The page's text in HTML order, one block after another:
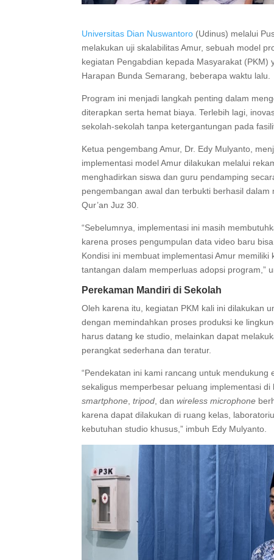
Universitas Dian Nuswantoro (Udinus) melalui
melakukan uji skalabilitas Amur, sebuah model
kegiatan Pengabdian kepada Masyarakat
Harapan Bunda Semarang, beberapa waktu lalu.
Program ini menjadi langkah penting dalam
diterapkan serta hemat biaya. Terlebih lagi,
sekolah-sekolah tanpa ketergantungan pada
Ketua pengembang Amur, Dr. Edy Mulyanto,
implementasi model Amur dilakukan melalui
menghadirkan siswa dan guru pendamping
pengembangan awal dan terbukti berhasil
Qur’an Juz 30.
“Sebelumnya, implementasi ini masih
karena proses pengumpulan data video baru
Kondisi ini membuat implementasi Amur
tantangan dalam memperluas adopsi program,”
Perekaman Mandiri di Sekolah
Oleh karena itu, kegiatan PKM kali ini dilakukan
dengan memindahkan proses produksi ke
harus datang ke studio, melainkan dapat
perangkat sederhana dan teratur.
“Pendekatan ini kami rancang untuk
sekaligus memperbesar peluang implementasi
smartphone ,tripod , danwireless microphone
karena dapat dilakukan di ruang kelas,
kebutuhan studio khusus,” imbuh Edy Mulyanto.